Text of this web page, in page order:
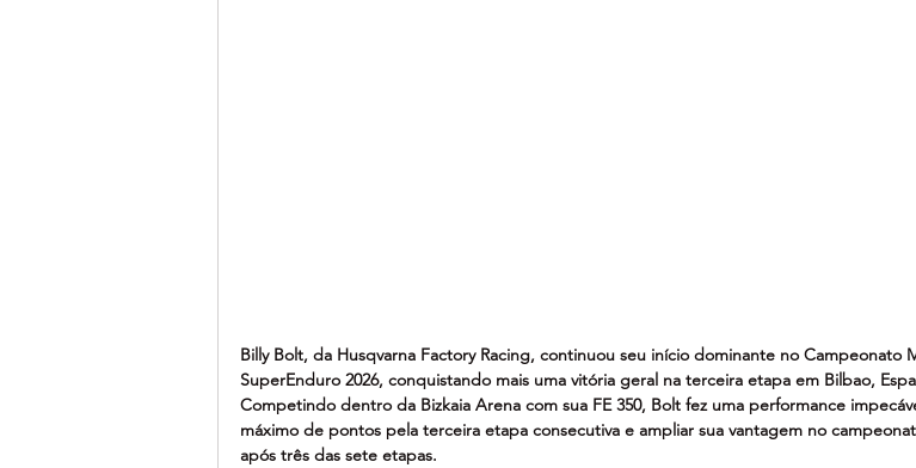
Billy Bolt, da Husqvarna Factory Racing, continuou seu início dominante no Campeonato
SuperEnduro 2026, conquistando mais uma vitória geral na terceira etapa em Bilbao,
Competindo dentro da Bizkaia Arena com sua FE 350, Bolt fez uma performance
máximo de pontos pela terceira etapa consecutiva e ampliar sua vantagem no
após três das sete etapas.